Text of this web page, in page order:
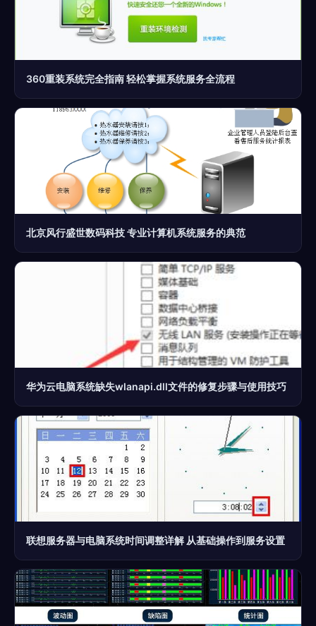
360重装系统完全指南 轻松掌握系统服务全流程
北京风行盛世数码科技 专业计算机系统服务的典范
华为云电脑系统缺失wlanapi.dll文件的修复步骤与使用技巧
联想服务器与电脑系统时间调整详解 从基础操作到服务设置